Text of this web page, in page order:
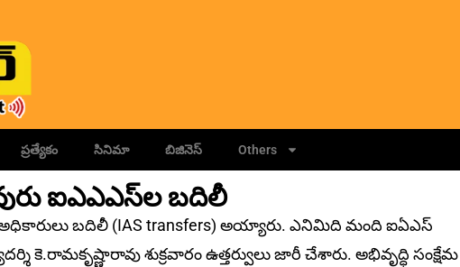
ప్రత్యేకం సినిమా బిజినెస్ Others
ఐఎఎఎస్‌ల బదిలీ
అధికారులు బదిలీ (IAS transfers) అయ్యారు. ఎనిమిది మంది ఐఏఎస్‌
కె.రామకృష్ణారావు శుక్ర‌వారం ఉత్తర్వులు జారీ చేశారు. అభివృద్ధి సంక్షేమ